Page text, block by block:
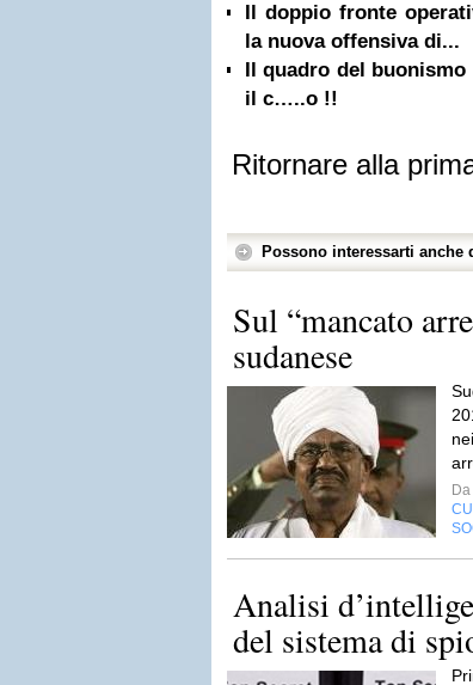
Il doppio fronte
la nuova offensiva di...
Il quadro del
il c…..o !!
Ritornare alla
Possono interessarti anche
Sul “mancato
sudanese
Da
Analisi
del sistema di